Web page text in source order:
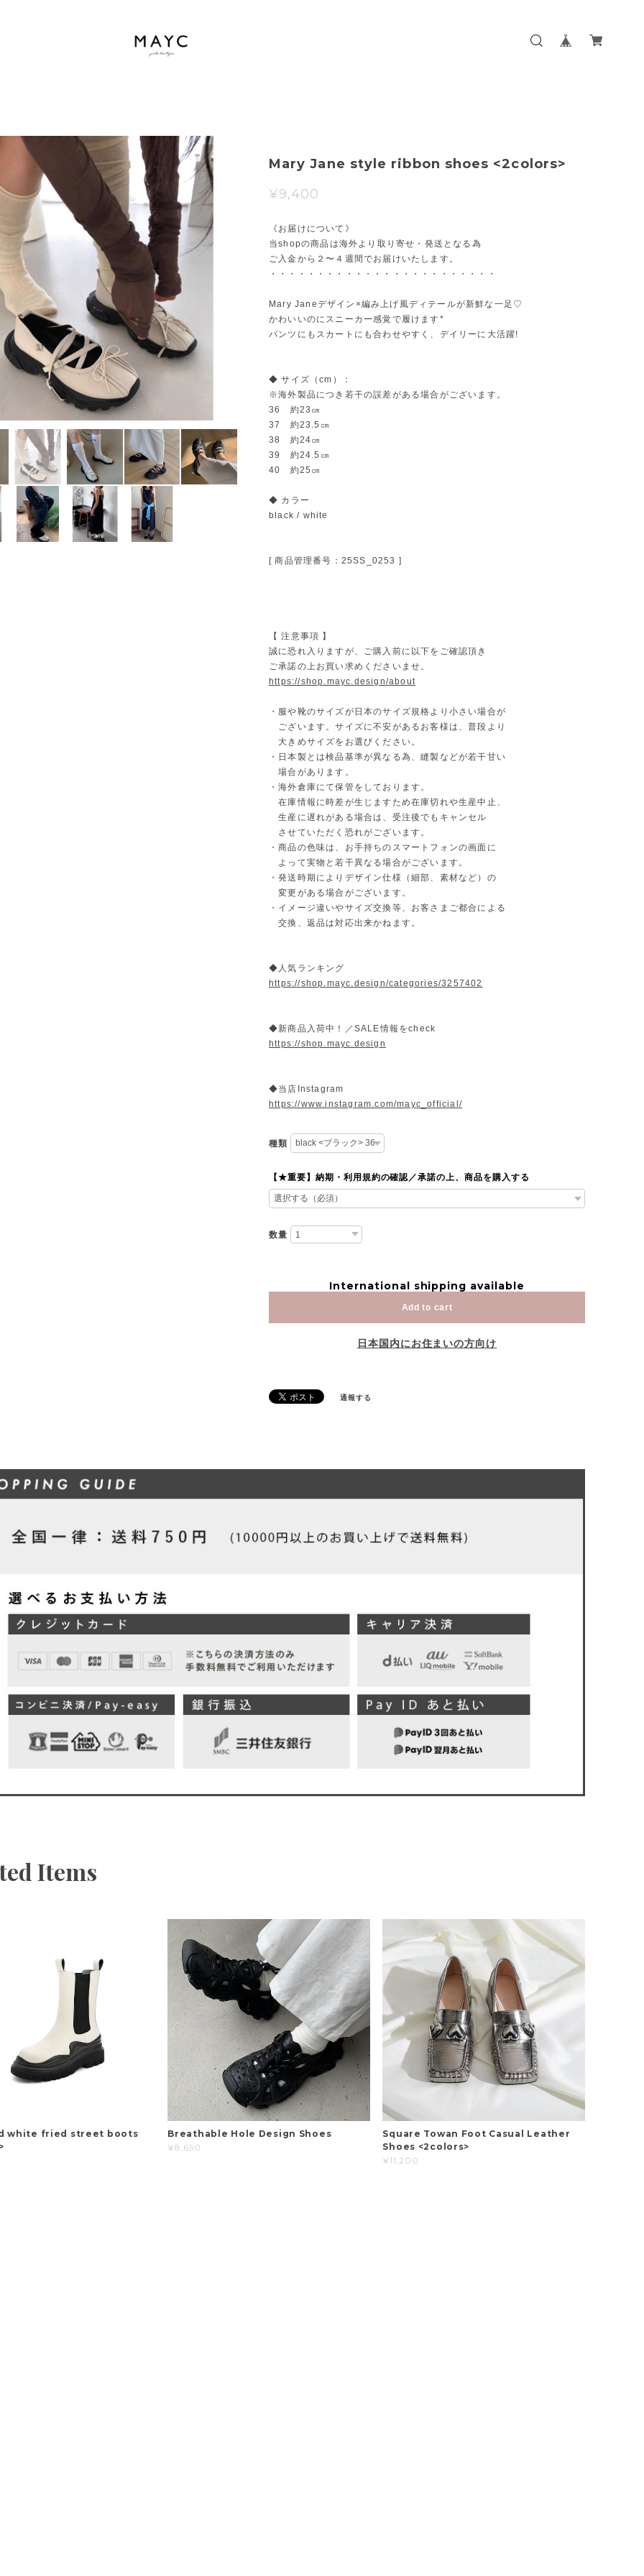
Mary Jane style ribbon shoes <2colors>
¥9,400
《お届けについて》
当shopの商品は海外より取り寄せ・発送となる為
ご入金から２〜４週間でお届けいたします。
・・・・・・・・・・・・・・・・・・・・・・・・
Mary Janeデザイン×編み上げ風ディテールが新鮮な一足♡
かわいいのにスニーカー感覚で履けます*
パンツにもスカートにも合わせやすく、デイリーに大活躍!
◆ サイズ（cm）：
※海外製品につき若干の誤差がある場合がございます。
36 約23㎝
37 約23.5㎝
38 約24㎝
39 約24.5㎝
40 約25㎝
◆ カラー
black / white
[ 商品管理番号：25SS_0253 ]
【 注意事項 】
誠に恐れ入りますが、ご購入前に以下をご確認頂き
ご承諾の上お買い求めくださいませ。
https://shop.mayc.design/about
・服や靴のサイズが日本のサイズ規格より小さい場合が
ございます。サイズに不安があるお客様は、普段より
大きめサイズをお選びください。
・日本製とは検品基準が異なる為、縫製などが若干甘い
場合があります。
・海外倉庫にて保管をしております。
在庫情報に時差が生じますため在庫切れや生産中止、
生産に遅れがある場合は、受注後でもキャンセル
させていただく恐れがございます。
・商品の色味は、お手持ちのスマートフォンの画面に
よって実物と若干異なる場合がございます。
・発送時期によりデザイン仕様（細部、素材など）の
変更がある場合がございます。
・イメージ違いやサイズ交換等、お客さまご都合による
交換、返品は対応出来かねます。
◆人気ランキング
https://shop.mayc.design/categories/3257402
◆新商品入荷中！／SALE情報をcheck
https://shop.mayc.design
◆当店Instagram
https://www.instagram.com/mayc_official/
種類
【★重要】納期・利用規約の確認／承諾の上、商品を購入する
数量
International shipping available
Add to cart
日本国内にお住まいの方向け
通報する
Items
white fried street boots
Breathable Hole Design Shoes
¥8,650
Square Towan Foot Casual Leather
Shoes <2colors>
¥11,200